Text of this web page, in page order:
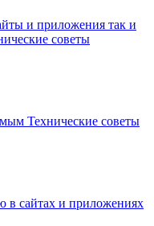
и приложения так и
советы
Технические советы
в сайтах и приложениях